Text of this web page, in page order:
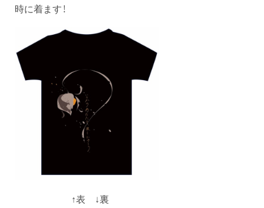
時に着ます！
↑表 ↓裏